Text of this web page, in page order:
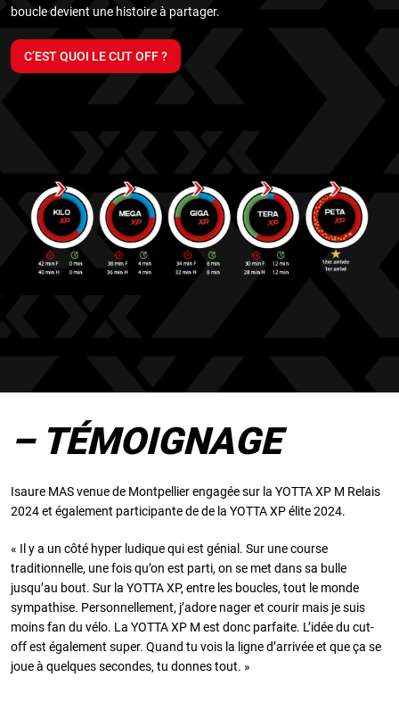
boucle devient une histoire à partager.
C’EST QUOI LE CUT OFF ?
– TÉMOIGNAGE
Isaure MAS venue de Montpellier engagée sur la YOTTA XP M Relais
2024 et également participante de de la YOTTA XP élite 2024.
« Il y a un côté hyper ludique qui est génial. Sur une course
traditionnelle, une fois qu’on est parti, on se met dans sa bulle
jusqu’au bout. Sur la YOTTA XP, entre les boucles, tout le monde
sympathise. Personnellement, j’adore nager et courir mais je suis
moins fan du vélo. La YOTTA XP M est donc parfaite. L’idée du cut-
off est également super. Quand tu vois la ligne d’arrivée et que ça se
joue à quelques secondes, tu donnes tout. »